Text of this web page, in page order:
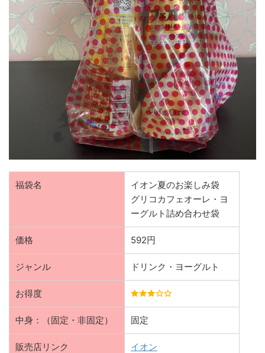
福袋名
イオン夏のお楽しみ袋
グリコカフェオーレ・ヨ
ーグルト詰め合わせ袋
価格 592円
ジャンル ドリンク・ヨーグルト
お得度
中身：（固定・非固定） 固定
販売店リンク イオン